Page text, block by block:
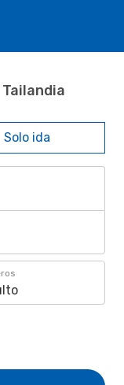
Solo ida